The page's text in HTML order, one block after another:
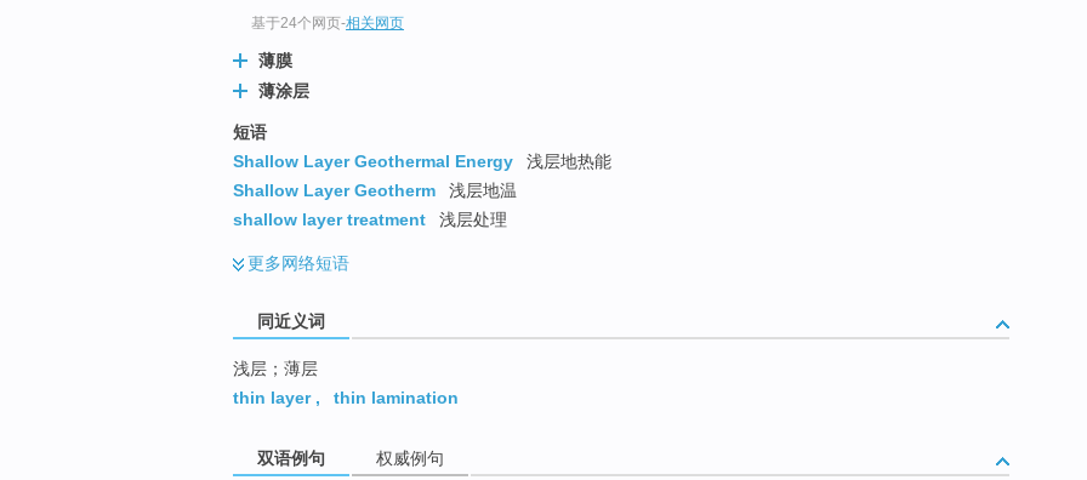
基于24个网页-相关网页
薄膜
薄涂层
短语
Shallow Layer Geothermal Energy
浅层地热能
Shallow Layer Geotherm
浅层地温
shallow layer treatment
浅层处理
更多网络短语
同近义词
浅层；薄层
thin layer, thin lamination
双语例句 权威例句